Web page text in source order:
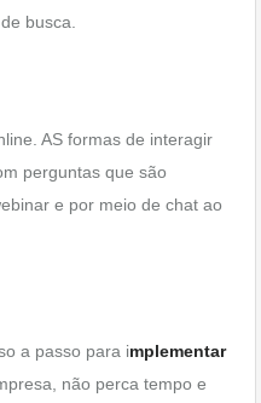
busca.
AS formas de interagir
perguntas que são
e por meio de chat ao
a passo para implementar
não perca tempo e